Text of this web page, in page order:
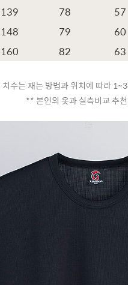
139 78 57
148 79 60
160 82 63
수는 재는 방법과 위치에 따라
** 본인의 옷과 실측비교 추